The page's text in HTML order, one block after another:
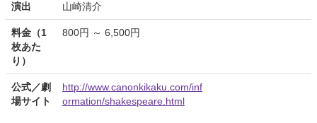
演出 山崎清介
料金（1
枚あた
り）
800円 ～ 6,500円
公式／劇
場サイト
http://www.canonkikaku.com/inf
ormation/shakespeare.html